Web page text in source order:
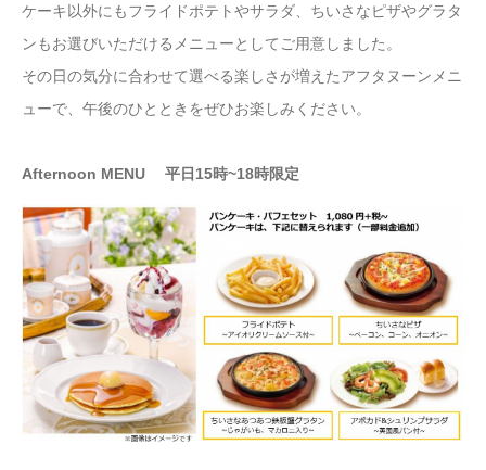
ケーキ以外にもフライドポテトやサラダ、ちいさなピザやグラタ
ンもお選びいただけるメニューとしてご用意しました。
その日の気分に合わせて選べる楽しさが増えたアフタヌーンメニ
ューで、午後のひとときをぜひお楽しみ ください。
Afternoon MENU 平日15時~18時限定